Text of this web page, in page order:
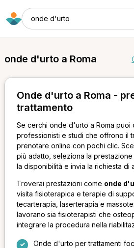
onde d'urto
onde d'urto a Roma
Onde d'urto a Roma -
trattamento
Se cerchi onde d'urto a Roma puoi
professionisti e studi che offrono il
prenotare online con pochi clic.
più adatto, seleziona la
la disponibilità e invia la richiesta di
Troverai prestazioni come onde
visita fisioterapica e terapie di
tecarterapia, laserterapia e
lavorano sia fisioterapisti che
integrare la procedura nella
Onde d'urto per trattamenti